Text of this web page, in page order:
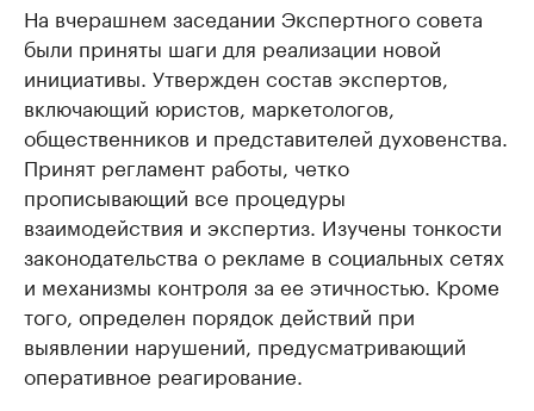
На вчерашнем заседании Экспертного совета
были приняты шаги для реализации новой
инициативы. Утвержден состав экспертов,
включающий юристов, маркетологов,
общественников и представителей духовенства.
Принят регламент работы, четко
прописывающий все процедуры
взаимодействия и экспертиз. Изучены тонкости
законодательства о рекламе в социальных сетях
и механизмы контроля за ее этичностью. Кроме
того, определен порядок действий при
выявлении нарушений, предусматривающий
оперативное реагирование.